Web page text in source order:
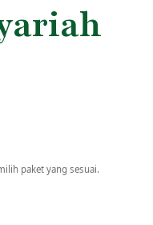
paket yang sesuai.